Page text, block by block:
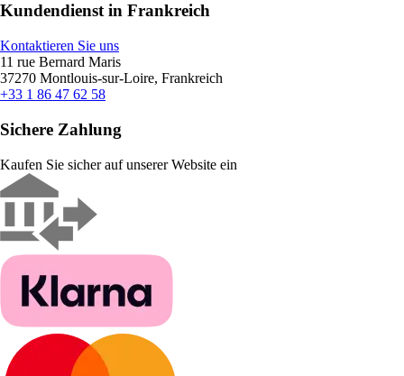
Kundendienst in Frankreich
Kontaktieren Sie uns
11 rue Bernard Maris
37270 Montlouis-sur-Loire, Frankreich
+33 1 86 47 62 58
Sichere Zahlung
Kaufen Sie sicher auf unserer Website ein